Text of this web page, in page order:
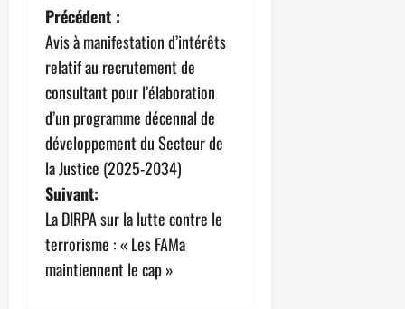
N
a
v
i
g
a
t
i
Précédent :
Avis à manifestation d’intérêts
relatif au recrutement de
consultant pour l’élaboration
d’un programme décennal de
développement du Secteur de
la Justice (2025-2034)
Suivant:
La DIRPA sur la lutte contre le
terrorisme : « Les FAMa
maintiennent le cap »